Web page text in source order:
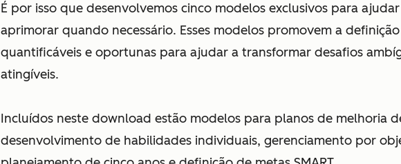
É por isso que desenvolvemos cinco modelos exclusivos para
aprimorar quando necessário. Esses modelos promovem a
quantificáveis e oportunas para ajudar a transformar desafios
atingíveis.
Incluídos neste download estão modelos para planos de melhoria
desenvolvimento de habilidades individuais, gerenciamento por